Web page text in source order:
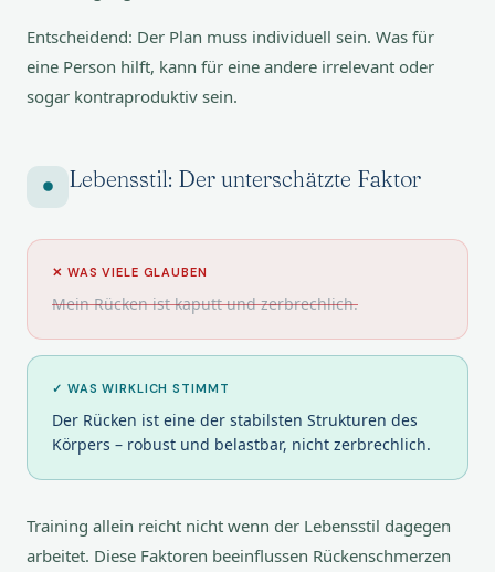
Entscheidend: Der Plan muss individuell sein. Was für
eine Person hilft, kann für eine andere irrelevant oder
sogar kontraproduktiv sein.
Lebensstil: Der unterschätzte Faktor
✕ WAS VIELE GLAUBEN
Mein Rücken ist kaputt und zerbrechlich.
✓ WAS WIRKLICH STIMMT
Der Rücken ist eine der stabilsten Strukturen des
Körpers – robust und belastbar, nicht zerbrechlich.
Training allein reicht nicht wenn der Lebensstil dagegen
arbeitet. Diese Faktoren beeinflussen Rückenschmerzen